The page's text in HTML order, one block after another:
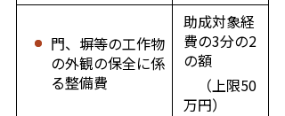
門、塀等の工作物
の外観の保全に係
る整備費
助成対象経
費の3分の2
の額
（上限50
万円）